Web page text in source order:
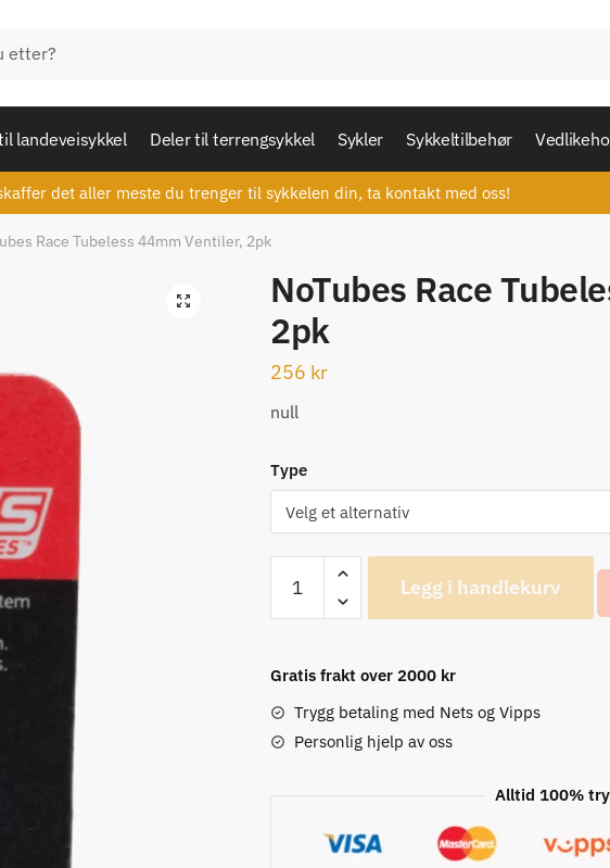
landeveisykkel Deler til terrengsykkel Sykler Sykkeltilbehør
det aller meste du trenger til sykkelen din, ta kontakt med oss!
Race Tubeless 44mm Ventiler, 2pk
🔍
NoTubes Race
2pk
256 kr
null
Type
Race
Tubeless
Ventiler,
2pk
antall
Legg i handlekurv
Gratis frakt over 2000 kr
Trygg betaling med Nets og Vipps
Personlig hjelp av oss
Alltid 100%